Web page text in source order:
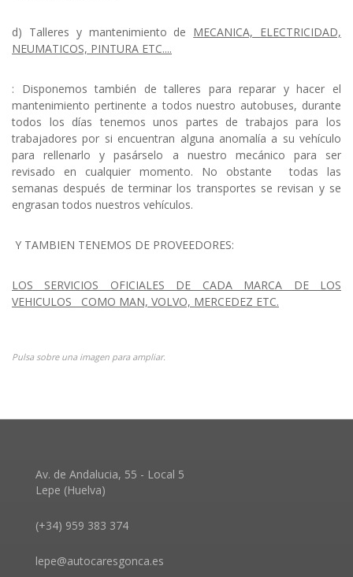
d) Talleres y mantenimiento de MECANICA, ELECTRICIDAD,
NEUMATICOS, PINTURA ETC....
: Disponemos también de talleres para reparar y hacer el
mantenimiento pertinente a todos nuestro autobuses, durante
todos los días tenemos unos partes de trabajos para los
trabajadores por si encuentran alguna anomalía a su vehículo
para rellenarlo y pasárselo a nuestro mecánico para ser
revisado en cualquier momento. No obstante todas las
semanas después de terminar los transportes se revisan y se
engrasan todos nuestros vehículos.
Y TAMBIEN TENEMOS DE PROVEEDORES:
LOS SERVICIOS OFICIALES DE CADA MARCA DE LOS
VEHICULOS COMO MAN, VOLVO, MERCEDEZ ETC.
Pulsa sobre una imagen para ampliar.
Av. de Andalucia, 55 - Local 5
Lepe (Huelva)
(+34) 959 383 374
lepe@autocaresgonca.es